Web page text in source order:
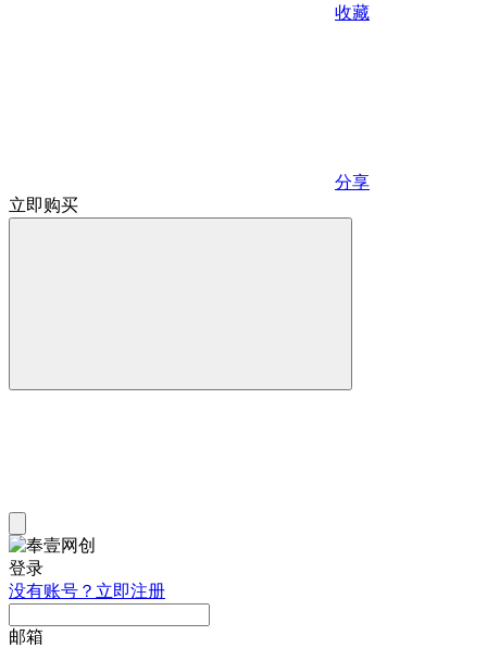
收藏
分享
立即购买
登录
没有账号？立即注册
邮箱